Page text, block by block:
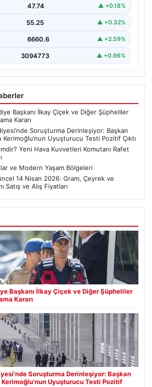
Başsavcılığı tarafından
soruşturma kapsamında Etimesgut
47.74 ▲ +0.18%
55.25 ▲ +0.32%
6660.6 ▲ +2.59%
3094773 ▲ +0.96%
Başkanı İlkay Çiçek ve Diğer Şüpheliler
Kararı
Soruşturma Derinleşiyor: Başkan
Kerimoğlu’nun Uyuşturucu Testi Pozitif Çıktı
Yeni Hava Kuvvetleri Komutanı Rafet
ve Modern Yaşam Bölgeleri
14 Nisan 2026: Gram, Çeyrek ve
Satış ve Alış Fiyatları
Başkanı İlkay Çiçek ve Diğer Şüpheliler
Kararı
Soruşturma Derinleşiyor: Başkan
Kerimoğlu’nun Uyuşturucu Testi Pozitif